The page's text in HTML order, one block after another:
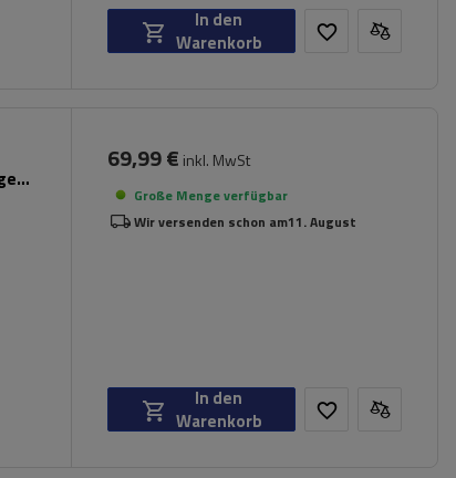
In den
Warenkorb
69,99 € inkl. MwSt
Große Menge verfügbar
Wir versenden schon am11. August
In den
Warenkorb